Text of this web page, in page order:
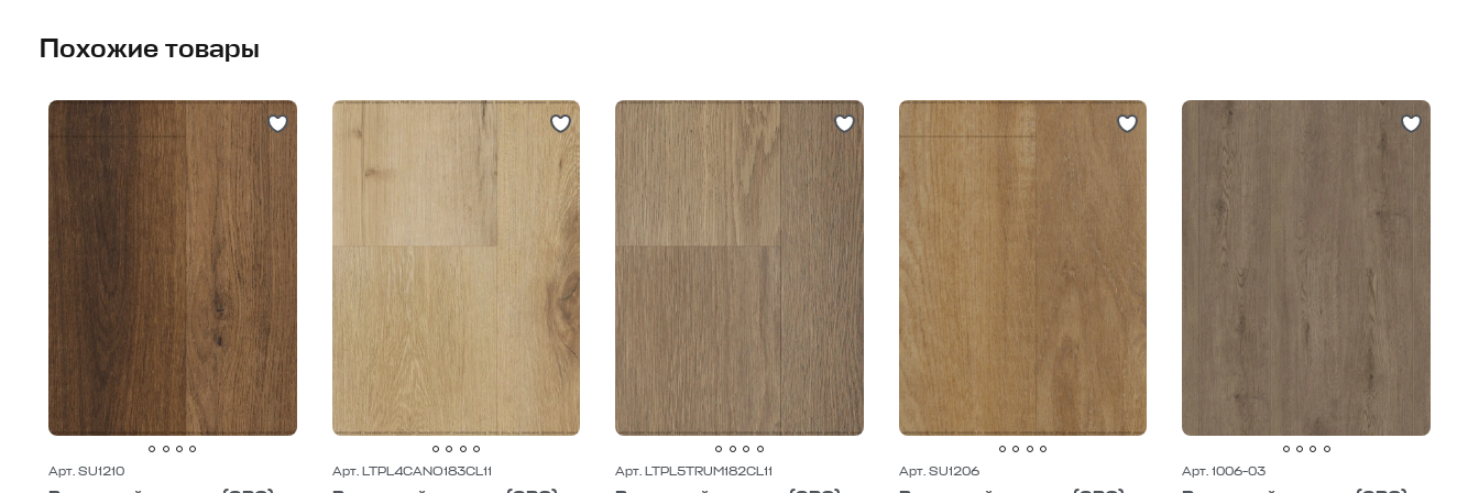
Похожие товары
Арт. SU1210 Арт. LTPL4CANO183CL11 Арт. LTPL5TRUM182CL11 Арт. SU1206 Арт. 1006-03